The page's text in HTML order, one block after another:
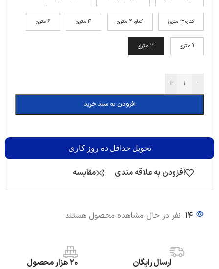
کناره 3 متری کناره 4 متری 4 متری 6 متری
9 متری 12 متری
-
+
افزودن به سبد خرید
تحویل حداقل ده روز کاری
افزودن به علاقه مندی مقایسه
14 نفر در حال مشاهده محصول هستند
ارسال رایگان 20 هزار محصول